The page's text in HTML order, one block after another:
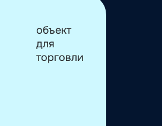
объект
для
торговли